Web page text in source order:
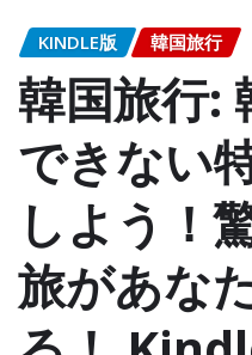
KINDLE版 韓国旅行
韓国旅行:
できない
しよう！
旅があな